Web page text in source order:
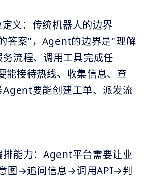
义：传统机器人的边界
答案"，Agent的边界是"理解
流程、调用工具完成任
能接待热线、收集信息、查
要能创建工单、派发流
能力：Agent平台需要让业
图→追问信息→调用API→判